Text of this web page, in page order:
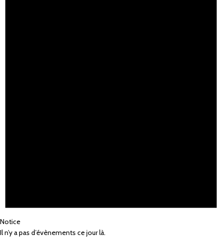
Notice
Il n’y a pas d’évènements ce jour là.